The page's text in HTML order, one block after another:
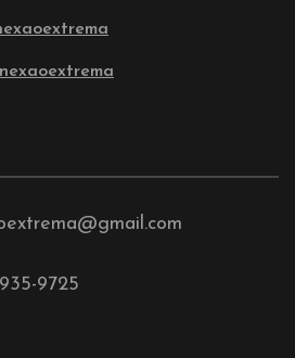
9725